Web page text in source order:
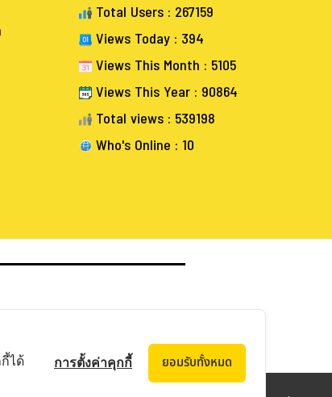
Total Users : 267159
Views Today : 394
Views This Month : 5105
Views This Year : 90864
Total views : 539198
Who's Online : 10
ได้
ยอมรับทั้งหมด
การตั้งค่าคุกกี้